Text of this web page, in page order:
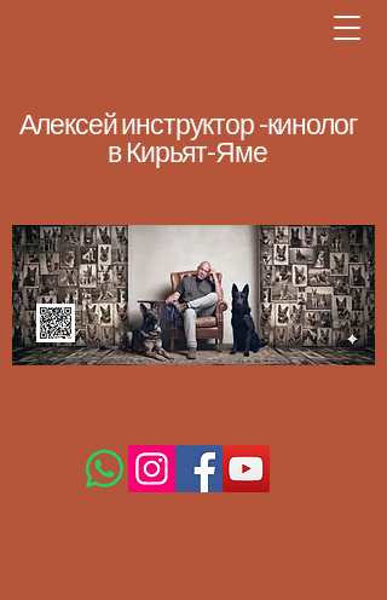
Алексей инструктор -кинолог
в Кирьят-Яме